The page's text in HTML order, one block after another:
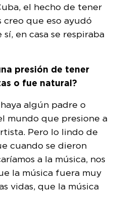
el hecho de tener
creo que eso ayudó
en casa se respiraba
presión de tener
o fue natural?
algún padre o
mundo que presione a
Pero lo lindo de
cuando se dieron
a la música, nos
la música fuera muy
vidas, que la música